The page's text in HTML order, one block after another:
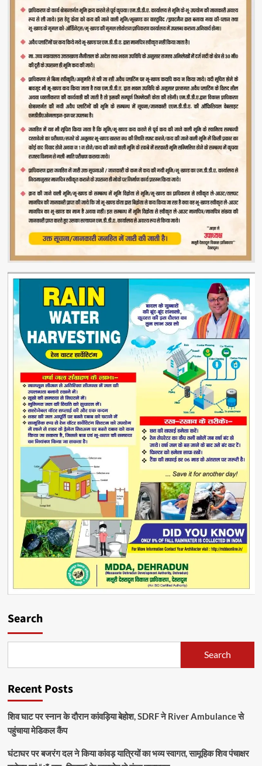
Search
Search
Recent Posts
शिव घाट पर स्नान के दौरान कांवड़िया बेहोश, SDRF ने River Ambulance से
पहुंचाया मेडिकल कैंप
घंटाघर पर बजरंग दल ने किया कांवड़ यात्रियों का भव्य स्वागत, सामूहिक शिव पंचाक्षर